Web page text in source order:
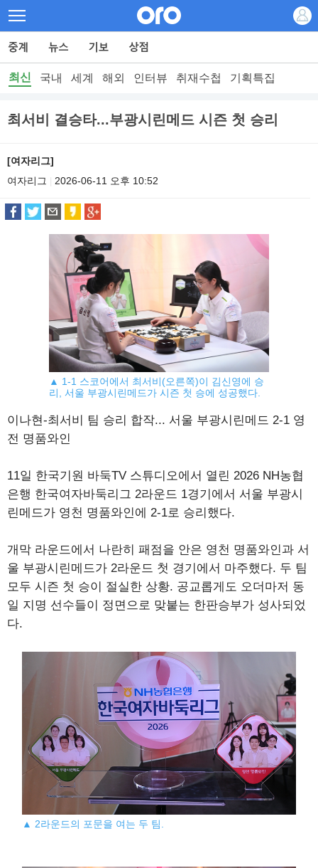
최신 국내 세계 해외 인터뷰 취재수첩 기획특집
최서비 결승타...부광시린메드 시즌 첫 승리
[여자리그]
여자리그
2026-06-11 오후 10:52
▲ 1-1 스코어에서 최서비(오른쪽)이 김신영에 승
리, 서울 부광시린메드가 시즌 첫 승에 성공했다.
이나현-최서비 팀 승리 합작... 서울 부광시린메드 2-1 영
전 명품와인
11일 한국기원 바둑TV 스튜디오에서 열린 2026 NH농협
은행 한국여자바둑리그 2라운드 1경기에서 서울 부광시
린메드가 영천 명품와인에 2-1로 승리했다.
개막 라운드에서 나란히 패점을 안은 영천 명품와인과 서
울 부광시린메드가 2라운드 첫 경기에서 마주했다. 두 팀
모두 시즌 첫 승이 절실한 상황. 공교롭게도 오더마저 동
일 지명 선수들이 정면으로 맞붙는 한판승부가 성사되었
다.
▲ 2라운드의 포문을 여는 두 팀.